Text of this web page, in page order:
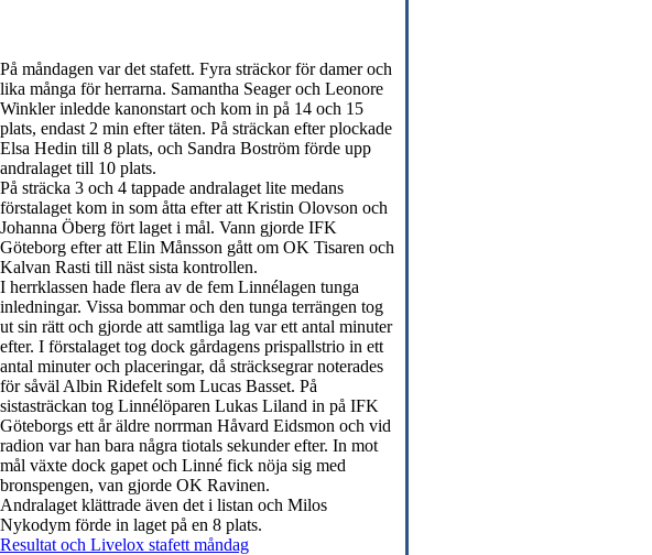
På måndagen var det stafett. Fyra sträckor för damer och
lika många för herrarna. Samantha Seager och Leonore
Winkler inledde kanonstart och kom in på 14 och 15
plats, endast 2 min efter täten. På sträckan efter plockade
Elsa Hedin till 8 plats, och Sandra Boström förde upp
andralaget till 10 plats.
På sträcka 3 och 4 tappade andralaget lite medans
förstalaget kom in som åtta efter att Kristin Olovson och
Johanna Öberg fört laget i mål. Vann gjorde IFK
Göteborg efter att Elin Månsson gått om OK Tisaren och
Kalvan Rasti till näst sista kontrollen.
I herrklassen hade flera av de fem Linnélagen tunga
inledningar. Vissa bommar och den tunga terrängen tog
ut sin rätt och gjorde att samtliga lag var ett antal minuter
efter. I förstalaget tog dock gårdagens prispallstrio in ett
antal minuter och placeringar, då sträcksegrar noterades
för såväl Albin Ridefelt som Lucas Basset. På
sistasträckan tog Linnélöparen Lukas Liland in på IFK
Göteborgs ett år äldre norrman Håvard Eidsmon och vid
radion var han bara några tiotals sekunder efter. In mot
mål växte dock gapet och Linné fick nöja sig med
bronspengen, van gjorde OK Ravinen.
Andralaget klättrade även det i listan och Milos
Nykodym förde in laget på en 8 plats.
Resultat och Livelox stafett måndag